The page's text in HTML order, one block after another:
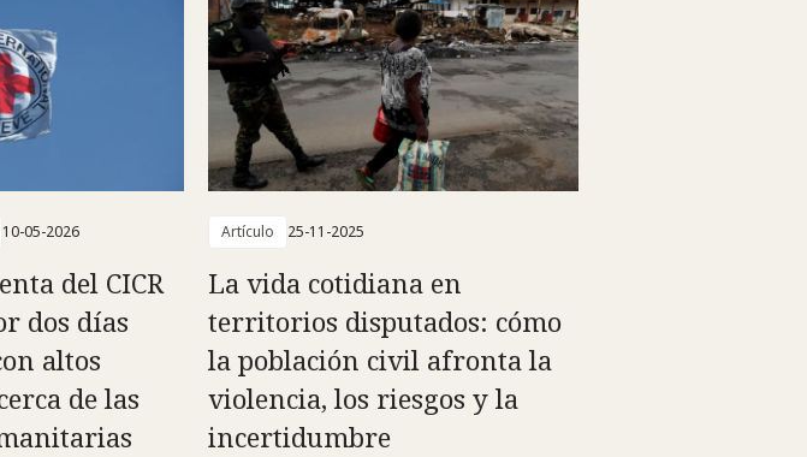
10-05-2026
del CICR
dos días
altos
de las
Artículo 25-11-2025
La vida cotidiana en
territorios disputados: cómo
la población civil afronta la
violencia, los riesgos y la
incertidumbre